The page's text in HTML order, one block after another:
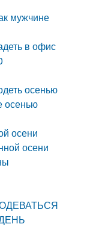
мужчине
в офис
осенью
осенью
осени
осени